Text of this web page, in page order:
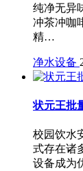
纯净无异
冲茶冲咖
精…
净水设备
状元王批
校园饮水
式存在诸
设备成为